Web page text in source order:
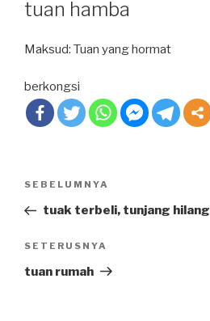
tuan hamba
Maksud: Tuan yang hormat
berkongsi
Post
Previous
Post
SEBELUMNYA
tuak terbeli, tunjang hilang
Next
Post
SETERUSNYA
tuan rumah